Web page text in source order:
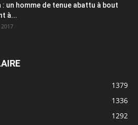
: un homme de tenue abattu à bout
à...
1379
1336
1292